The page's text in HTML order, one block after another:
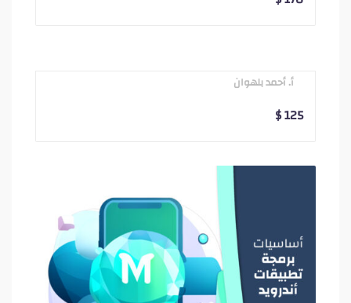
أ. أحمد بلهوان
$125